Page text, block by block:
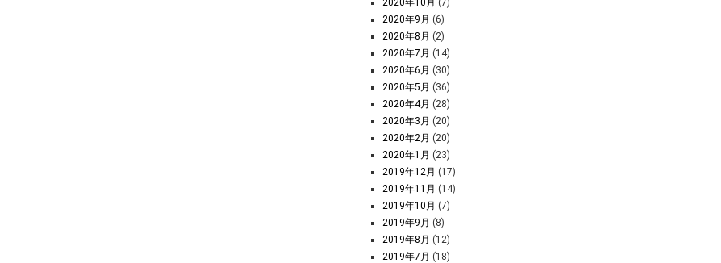
2020年10月 (7)
2020年9月 (6)
2020年8月 (2)
2020年7月 (14)
2020年6月 (30)
2020年5月 (36)
2020年4月 (28)
2020年3月 (20)
2020年2月 (20)
2020年1月 (23)
2019年12月 (17)
2019年11月 (14)
2019年10月 (7)
2019年9月 (8)
2019年8月 (12)
2019年7月 (18)